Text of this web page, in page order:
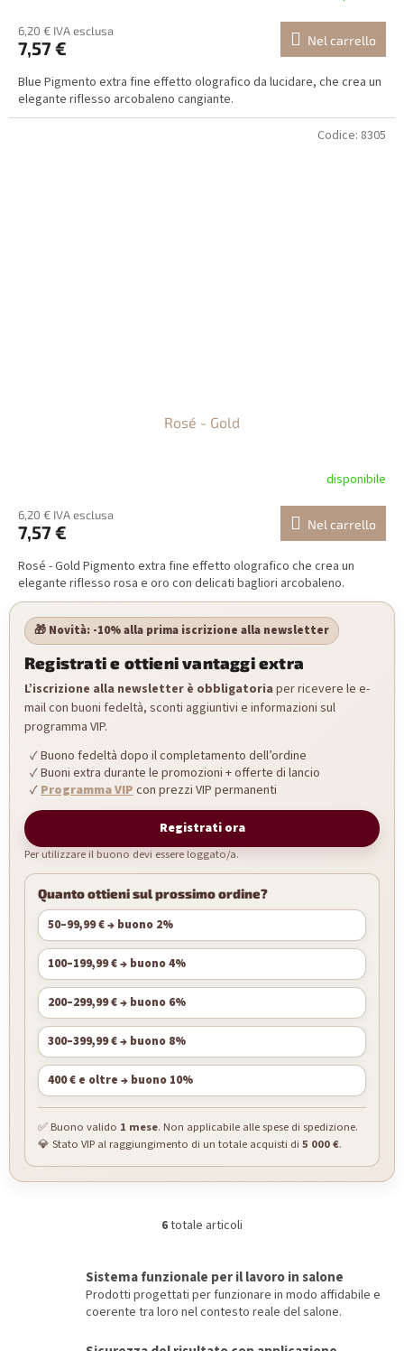
6,20 € IVA esclusa
7,57 € Nel carrello
Blue Pigmento extra fine effetto olografico da lucidare, che crea un
elegante riflesso arcobaleno cangiante.
Rosé - Gold
disponibile
6,20 € IVA esclusa
7,57 € Nel carrello
Rosé - Gold Pigmento extra fine effetto olografico che crea un
elegante riflesso rosa e oro con delicati bagliori arcobaleno.
Codice: 8305
🎁 Novità: -10% alla prima iscrizione alla newsletter
Registrati e ottieni vantaggi extra
L’iscrizione alla newsletter è obbligatoria per ricevere le e-
mail con buoni fedeltà, sconti aggiuntivi e informazioni sul
programma VIP.
Buono fedeltà dopo il completamento dell’ordine
Buoni extra durante le promozioni + offerte di lancio
Programma VIPcon prezzi VIP permanenti
Registrati ora
Per utilizzare il buono devi essere loggato/a.
Quanto ottieni sul prossimo ordine?
50–99,99 € → buono 2%
100–199,99 € → buono 4%
200–299,99 € → buono 6%
300–399,99 € → buono 8%
400 € e oltre → buono 10%
✅ Buono valido 1 mese. Non applicabile alle spese di spedizione.
💎 Stato VIP al raggiungimento di un totale acquisti di 5 000 €.
C
t
r
o
6totale articoli
Sistema funzionale per il lavoro in salone
Prodotti progettati per funzionare in modo affidabile e
coerente tra loro nel contesto reale del salone.